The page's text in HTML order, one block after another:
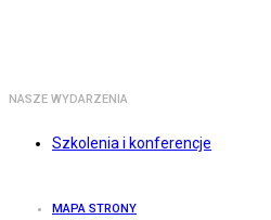
NASZE WYDARZENIA
Szkolenia i konferencje
MAPA STRONY